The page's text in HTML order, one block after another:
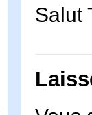
Salut